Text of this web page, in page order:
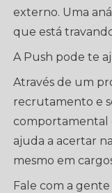
externo. Uma
que está
A Push pode te
Através de um
recrutamento e
comportamental
ajuda a acertar
mesmo em
Fale com a